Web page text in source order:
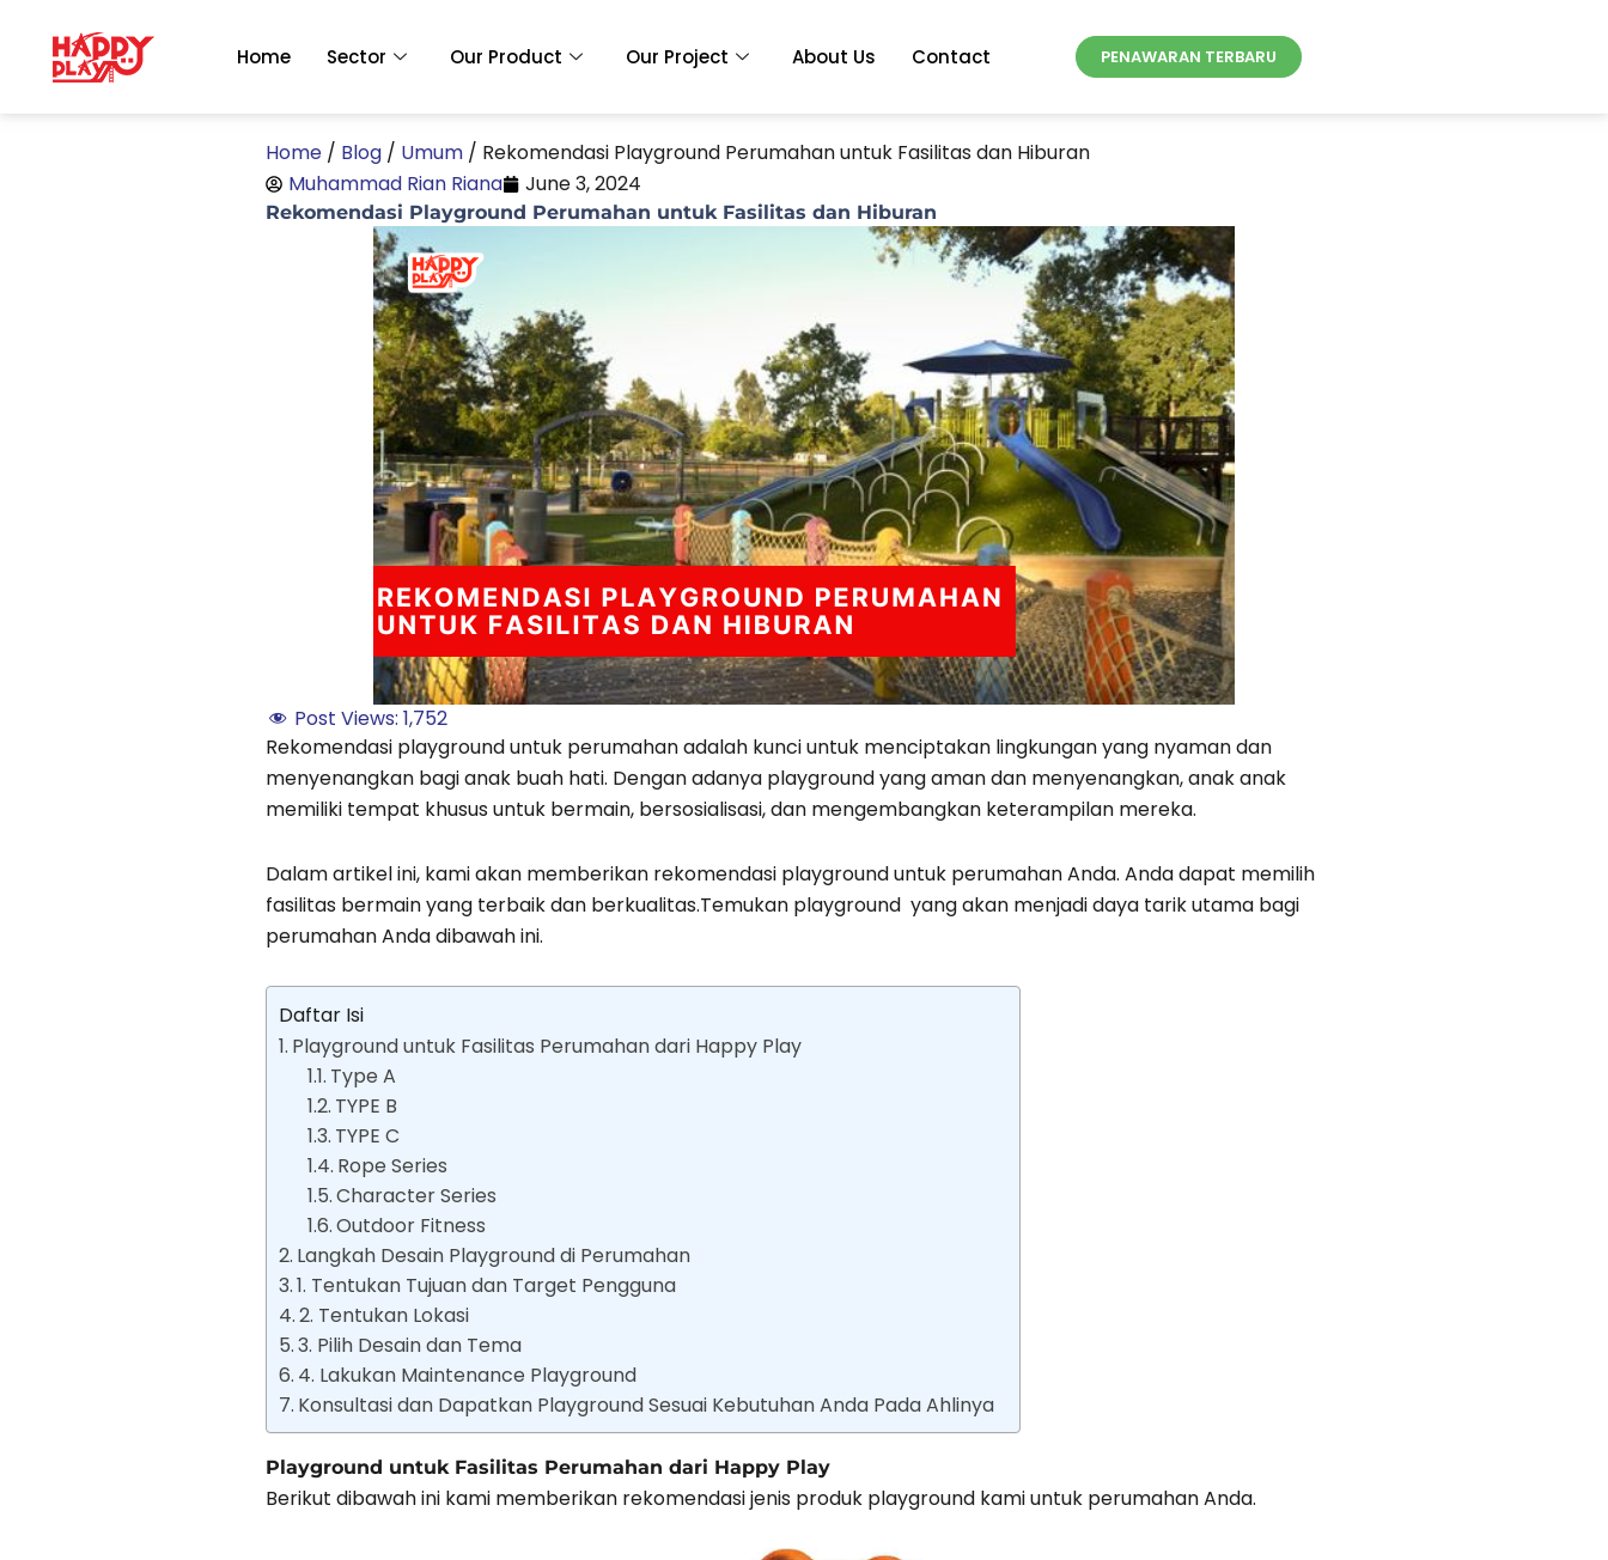
content
Home Sector Our Product Our Project About Us Contact PENAWARAN TERBARU
Home / Blog / Umum / Rekomendasi Playground Perumahan untuk Fasilitas dan Hiburan
Muhammad Rian Riana
June 3, 2024
Rekomendasi Playground Perumahan untuk Fasilitas dan Hiburan
Post Views: 1,752
Rekomendasi playground untuk perumahan adalah kunci untuk menciptakan lingkungan yang nyaman dan
menyenangkan bagi anak buah hati. Dengan adanya playground yang aman dan menyenangkan, anak anak
memiliki tempat khusus untuk bermain, bersosialisasi, dan mengembangkan keterampilan mereka.
Dalam artikel ini, kami akan memberikan rekomendasi playground untuk perumahan Anda. Anda dapat memilih
fasilitas bermain yang terbaik dan berkualitas.Temukan playground yang akan menjadi daya tarik utama bagi
perumahan Anda dibawah ini.
Daftar Isi
Playground untuk Fasilitas Perumahan dari Happy Play
Type A
TYPE B
TYPE C
Rope Series
Character Series
Outdoor Fitness
Langkah Desain Playground di Perumahan
1. Tentukan Tujuan dan Target Pengguna
2. Tentukan Lokasi
3. Pilih Desain dan Tema
4. Lakukan Maintenance Playground
Konsultasi dan Dapatkan Playground Sesuai Kebutuhan Anda Pada Ahlinya
Playground untuk Fasilitas Perumahan dari Happy Play
Berikut dibawah ini kami memberikan rekomendasi jenis produk playground kami untuk perumahan Anda.